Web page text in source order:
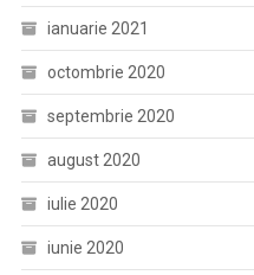
ianuarie 2021
octombrie 2020
septembrie 2020
august 2020
iulie 2020
iunie 2020